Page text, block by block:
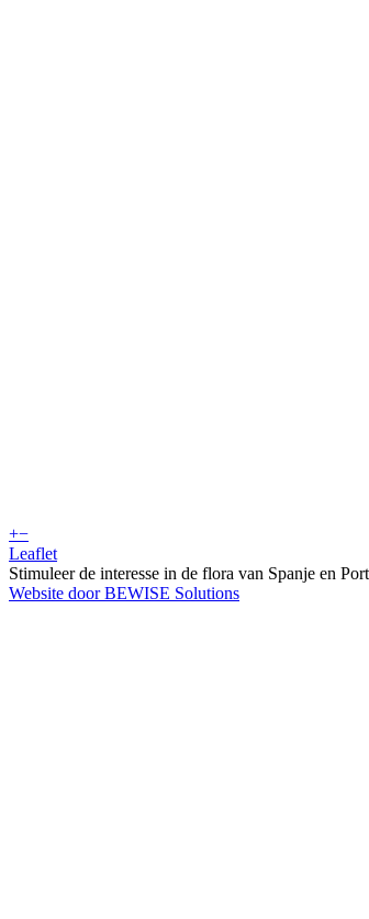
+−
Leaflet
Stimuleer de interesse in de flora van Spanje en
Website door BEWISE Solutions